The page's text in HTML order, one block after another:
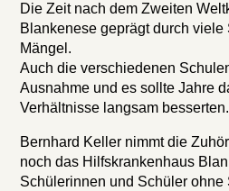
Die Zeit nach dem Zweiten
Blankenese geprägt durch
Mängel.
Auch die verschiedenen
Ausnahme und es sollte Jahre
Verhältnisse langsam besserten.
Bernhard Keller nimmt die
noch das Hilfskrankenhaus
Schülerinnen und Schüler ohne